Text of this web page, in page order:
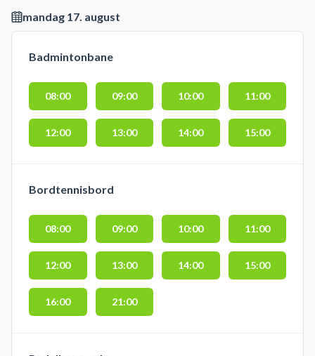
mandag 17. august
Badmintonbane
08:00 09:00 10:00 11:00
12:00 13:00 14:00 15:00
Bordtennisbord
08:00 09:00 10:00 11:00
12:00 13:00 14:00 15:00
16:00 21:00